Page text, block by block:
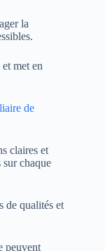
la
met en
de
claires et
sur chaque
de qualités et
peuvent